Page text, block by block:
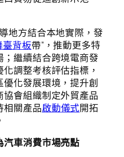
地方結合本地實際，發
臺背板帶”，推動更多特
繼續結合跨境電商發
調整考核評估指標，
化發展環境，提升創
會組織制定外貿產品
相關產品啟動儀式開拓
車消費市場亮點